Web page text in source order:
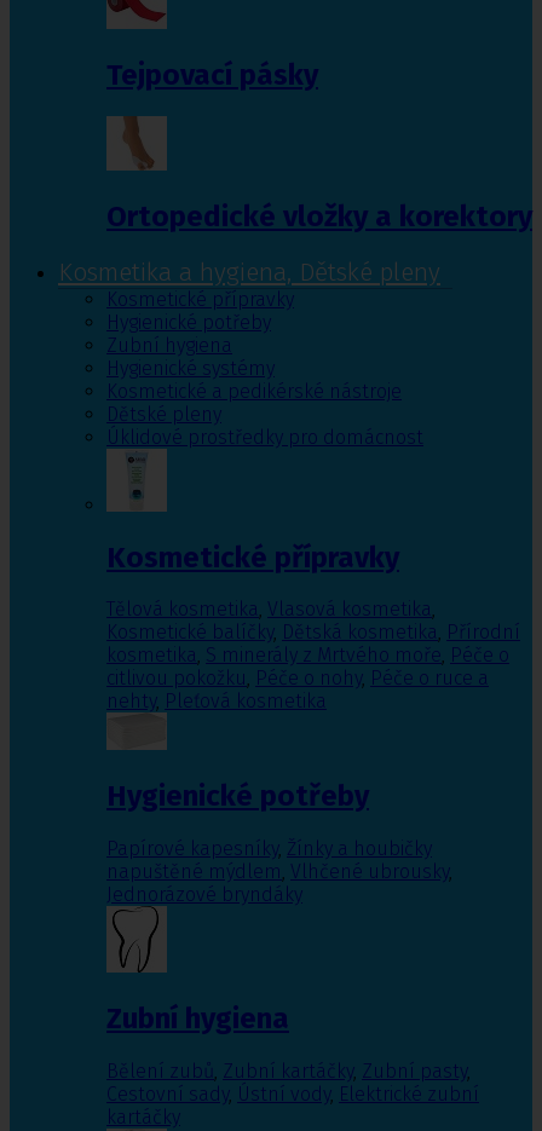
Tejpovací pásky
Ortopedické vložky a korektory
Kosmetika a hygiena, Dětské pleny
Kosmetické přípravky
Hygienické potřeby
Zubní hygiena
Hygienické systémy
Kosmetické a pedikérské nástroje
Dětské pleny
Úklidové prostředky pro domácnost
Kosmetické přípravky
Tělová kosmetika, Vlasová kosmetika,
Kosmetické balíčky, Dětská kosmetika, Přírodní
kosmetika, S minerály z Mrtvého moře, Péče o
citlivou pokožku, Péče o nohy, Péče o ruce a
nehty, Pleťová kosmetika
Hygienické potřeby
Papírové kapesníky, Žínky a houbičky
napuštěné mýdlem, Vlhčené ubrousky,
Jednorázové bryndáky
Zubní hygiena
Bělení zubů, Zubní kartáčky, Zubní pasty,
Cestovní sady, Ústní vody, Elektrické zubní
kartáčky